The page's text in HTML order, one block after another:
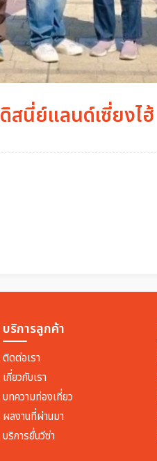
ดิสนี่ย์แลนด์เซี่ยงไฮ้
บริการลูกค้า
ติดต่อเรา
เกี่ยวกับเรา
บทความท่องเที่ยว
ผลงานที่ผ่านมา
บริการยื่นวีซ่า